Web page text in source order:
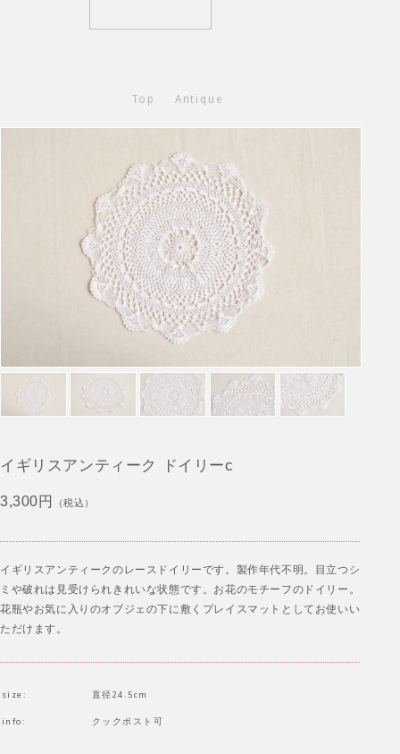
Top Antique
イギリスアンティーク ドイリーc
3,300円 （税込）
イギリスアンティークのレースドイリーです。製作年代不明。目立つシ
ミや破れは見受けられきれいな状態です。お花のモチーフのドイリー。
花瓶やお気に入りのオブジェの下に敷くプレイスマットとしてお使いい
ただけます。
size: 直径24.5cm
info: クックポスト可